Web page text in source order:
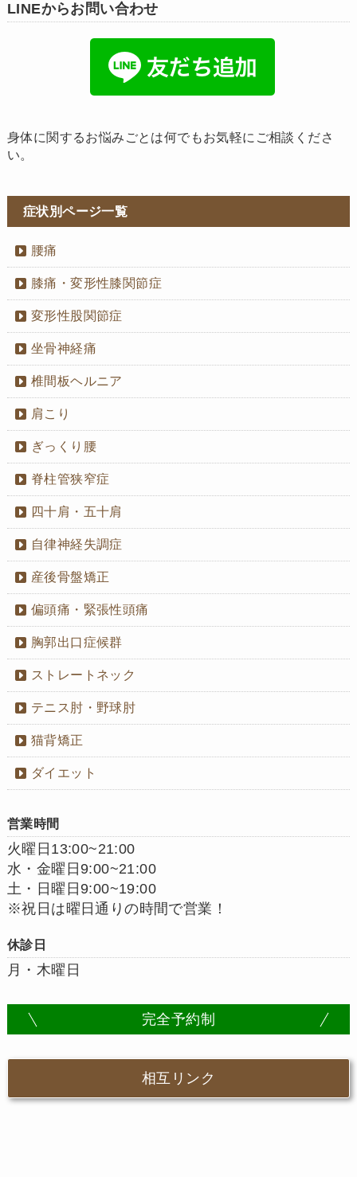
LINEからお問い合わせ
身体に関するお悩みごとは何でもお気軽にご相談くださ
い。
症状別ページ一覧
腰痛
膝痛・変形性膝関節症
変形性股関節症
坐骨神経痛
椎間板ヘルニア
肩こり
ぎっくり腰
脊柱管狭窄症
四十肩・五十肩
自律神経失調症
産後骨盤矯正
偏頭痛・緊張性頭痛
胸郭出口症候群
ストレートネック
テニス肘・野球肘
猫背矯正
ダイエット
営業時間
火曜日13:00~21:00
水・金曜日9:00~21:00
土・日曜日9:00~19:00
※祝日は曜日通りの時間で営業！
休診日
月・木曜日
完全予約制
相互リンク